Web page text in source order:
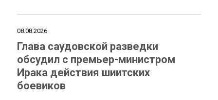
08.08.2026
Глава саудовской разведки
обсудил с премьер-министром
Ирака действия шиитских
боевиков